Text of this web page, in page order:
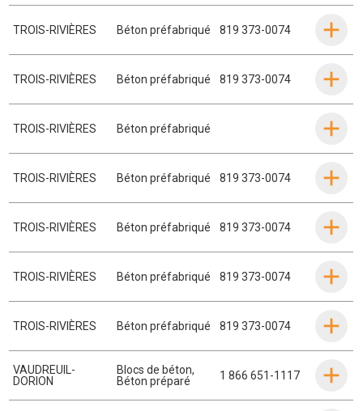
TROIS-RIVIÈRES Béton préfabriqué 819 373-0074
TROIS-RIVIÈRES Béton préfabriqué 819 373-0074
TROIS-RIVIÈRES Béton préfabriqué
TROIS-RIVIÈRES Béton préfabriqué 819 373-0074
TROIS-RIVIÈRES Béton préfabriqué 819 373-0074
TROIS-RIVIÈRES Béton préfabriqué 819 373-0074
TROIS-RIVIÈRES Béton préfabriqué 819 373-0074
VAUDREUIL-
DORION
Blocs de béton,
Béton préparé
1 866 651-1117